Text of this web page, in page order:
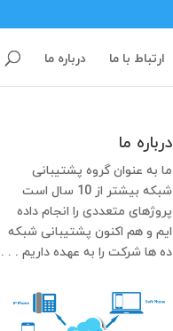
ارتباط با ما درباره ما
درباره ما
ما به عنوان گروه پشتیبانی
شبکه بیشتر از 10 سال است
پروژهای متعددی را انجام داده
ایم و هم اکنون پشتیبانی شبکه
ده ها شرکت را به عهده داریم . . .